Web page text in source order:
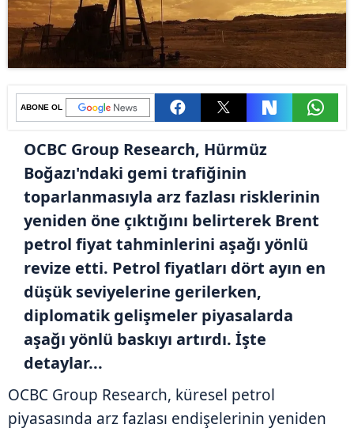
ABONE OL
OCBC Group Research, Hürmüz
Boğazı'ndaki gemi trafiğinin
toparlanmasıyla arz fazlası risklerinin
yeniden öne çıktığını belirterek Brent
petrol fiyat tahminlerini aşağı yönlü
revize etti. Petrol fiyatları dört ayın en
düşük seviyelerine gerilerken,
diplomatik gelişmeler piyasalarda
aşağı yönlü baskıyı artırdı. İşte
detaylar...
OCBC Group Research, küresel petrol
piyasasında arz fazlası endişelerinin yeniden